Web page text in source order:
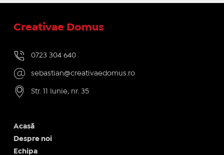
Creativae Domus
0723 304 640
sebastian@creativaedomus.ro
Str. 11 Iunie, nr. 35
Acasă
Despre noi
Echipa